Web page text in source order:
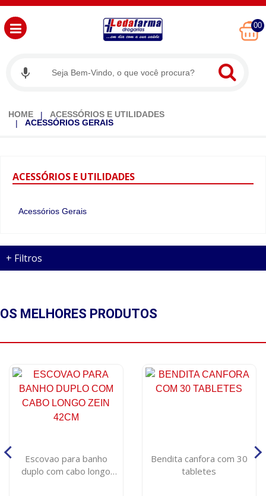
00
HOME
ACESSÓRIOS E UTILIDADES
ACESSÓRIOS GERAIS
ACESSÓRIOS E UTILIDADES
Acessórios Gerais
+ Filtros
OS MELHORES PRODUTOS
Escovao para banho
duplo com cabo longo
Bendita canfora com 30
tabletes